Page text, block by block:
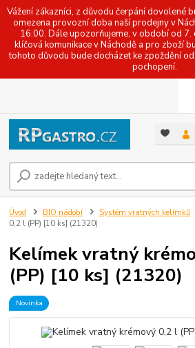
Vážení zákazníci, z důvodu čerpání dovolené
omezena provozní doba naší prodejny v
16:00. Dále upozorňujeme, v období od 7.
klíčová komunikace v Náchodě a pro zboží
tohoto důvodu bude docházet ke zpoždění
pochopení.
Úvod BIO nádobí Systém vratných kelímků
0,2 l (PP) [10 ks] (21320)
Kelímek vratný
(PP) [10 ks] (21320)
Novinka